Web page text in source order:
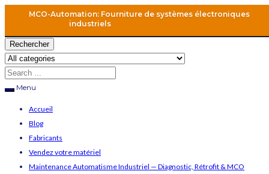
MCO-Automation: Fourniture de systèmes électroniques
industriels
Rechercher
Menu
Accueil
Blog
Fabricants
Vendez votre matériel
Maintenance Automatisme Industriel — Diagnostic, Rétrofit & MCO